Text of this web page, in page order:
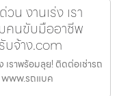
น งานเร่ง เรา
คนขับมืออาชีพ
บจ้าง.com
ราพร้อมลุย! ติดต่อเช่ารถ
รถแบค